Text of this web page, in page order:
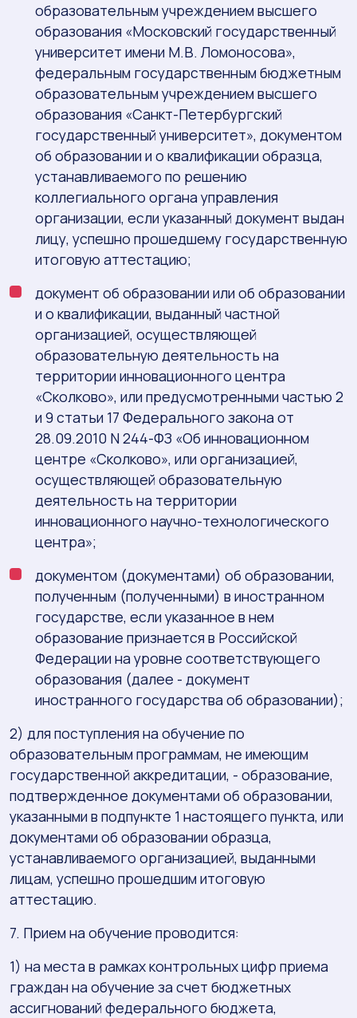
образовательным учреждением высшего
образования «Московский государственный
университет имени М.В. Ломоносова»,
федеральным государственным бюджетным
образовательным учреждением высшего
образования «Санкт-Петербургский
государственный университет», документом
об образовании и о квалификации образца,
устанавливаемого по решению
коллегиального органа управления
организации, если указанный документ выдан
лицу, успешно прошедшему государственную
итоговую аттестацию;
документ об образовании или об образовании
и о квалификации, выданный частной
организацией, осуществляющей
образовательную деятельность на
территории инновационного центра
«Сколково», или предусмотренными частью 2
и 9 статьи 17 Федерального закона от
28.09.2010 N 244-ФЗ «Об инновационном
центре «Сколково», или организацией,
осуществляющей образовательную
деятельность на территории
инновационного научно-технологического
центра»;
документом (документами) об образовании,
полученным (полученными) в иностранном
государстве, если указанное в нем
образование признается в Российской
Федерации на уровне соответствующего
образования (далее - документ
иностранного государства об образовании);
2) для поступления на обучение по
образовательным программам, не имеющим
государственной аккредитации, - образование,
подтвержденное документами об образовании,
указанными в подпункте 1 настоящего пункта, или
документами об образовании образца,
устанавливаемого организацией, выданными
лицам, успешно прошедшим итоговую
аттестацию.
7. Прием на обучение проводится:
1) на места в рамках контрольных цифр приема
граждан на обучение за счет бюджетных
ассигнований федерального бюджета,